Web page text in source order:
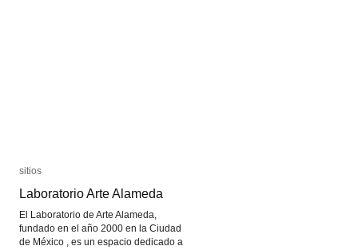
sitios
Laboratorio Arte Alameda
El Laboratorio de Arte Alameda,
fundado en el año 2000 en la Ciudad
de México , es un espacio dedicado a
sitios
Laboratorio Arte Alameda